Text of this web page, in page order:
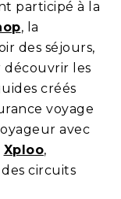
participé à la
, la
des séjours,
découvrir les
créés
voyage
avec
Xploo,
circuits